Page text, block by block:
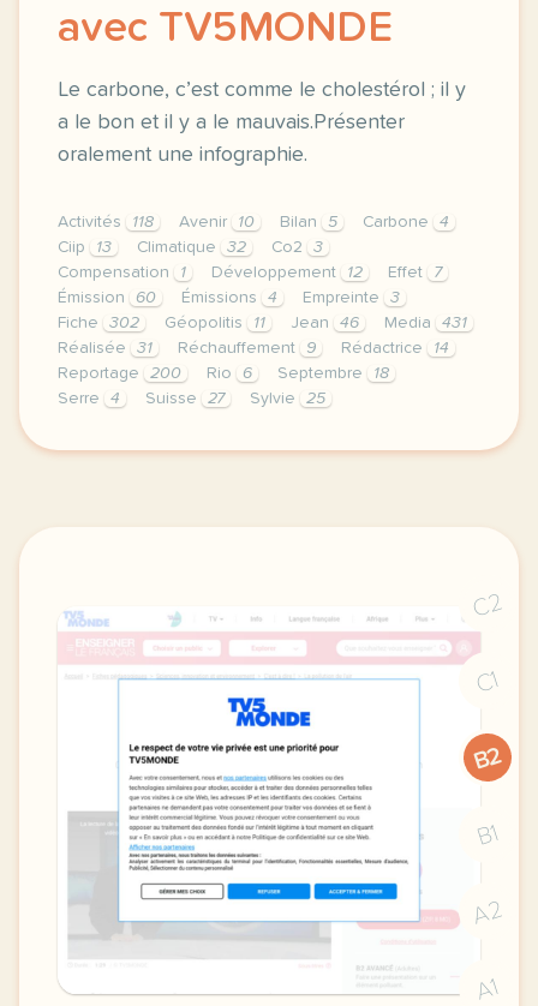
avec TV5MONDE
Le carbone, c’est comme le cholestérol ; il y
a le bon et il y a le mauvais.Présenter
oralement une infographie.
Activités 118 Avenir 10 Bilan 5 Carbone
4
Ciip
13 Climatique 32 Co2
3
Compensation
1 Développement 12 Effet
7
Émission
60 Émissions 4 Empreinte
3
Fiche
302 Géopolitis 11 Jean 46 Media
431
Réalisée
31 Réchauffement 9 Rédactrice
14
Reportage
200 Rio 6 Septembre
18
Serre
4 Suisse 27 Sylvie 25
le respect de votre vie privee est une priorite
C2
C1
B2
B1
A2
A1